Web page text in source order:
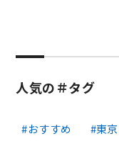
人気の＃タグ
おすすめ 東京